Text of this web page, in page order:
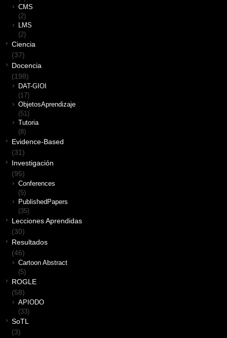
CMS
(2)
LMS
(2)
Ciencia
(37)
Docencia
(198)
DAT-GIOI
(17)
ObjetosAprendizaje
(51)
Tutoria
(8)
Evidence-Based
(31)
Investigación
(95)
Conferences
(5)
PublishedPapers
(35)
Lecciones Aprendidas
(30)
Resultados
(46)
Cartoon Abstract
(5)
ROGLE
(58)
APIODO
(33)
SoTL
(3)